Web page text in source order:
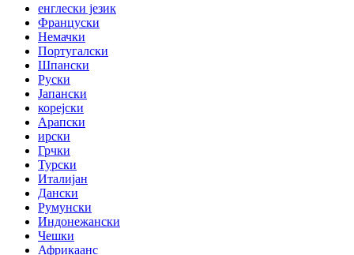
енглески језик
Француски
Немачки
Португалски
Шпански
Руски
Јапански
корејски
Арапски
ирски
Грчки
Турски
Италијан
Дански
Румунски
Индонежански
Чешки
Африкаанс